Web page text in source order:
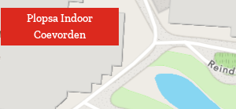
Plopsa Indoor
Coevorden